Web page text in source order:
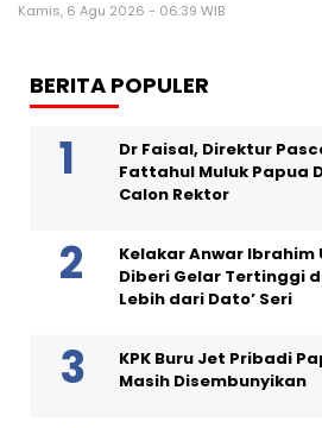
Kamis, 6 Agu 2026 - 06:39 WIB
BERITA POPULER
Dr Faisal, Direktur
Fattahul Muluk Papua
Calon Rektor
Kelakar Anwar Ibrahim
Diberi Gelar Tertinggi
Lebih dari Dato’ Seri
KPK Buru Jet Pribadi
Masih Disembunyikan